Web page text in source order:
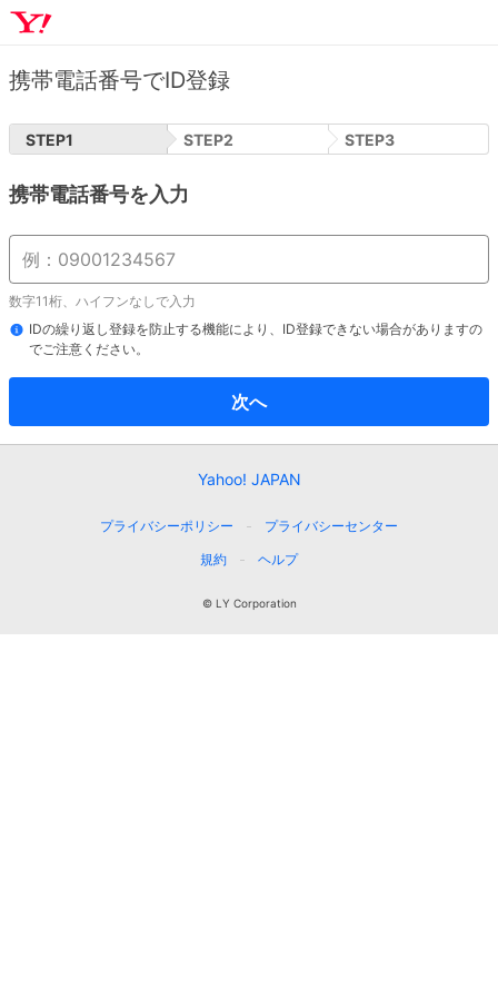
携帯電話番号でID登録
STEP1 STEP2 STEP3
携帯電話番号を入力
数字11桁、ハイフンなしで入力
IDの繰り返し登録を防止する機能により、ID登録できない場合がありますの
でご注意ください。
次へ
Yahoo! JAPAN
プライバシーポリシー
プライバシーセンター
規約
ヘルプ
© LY Corporation